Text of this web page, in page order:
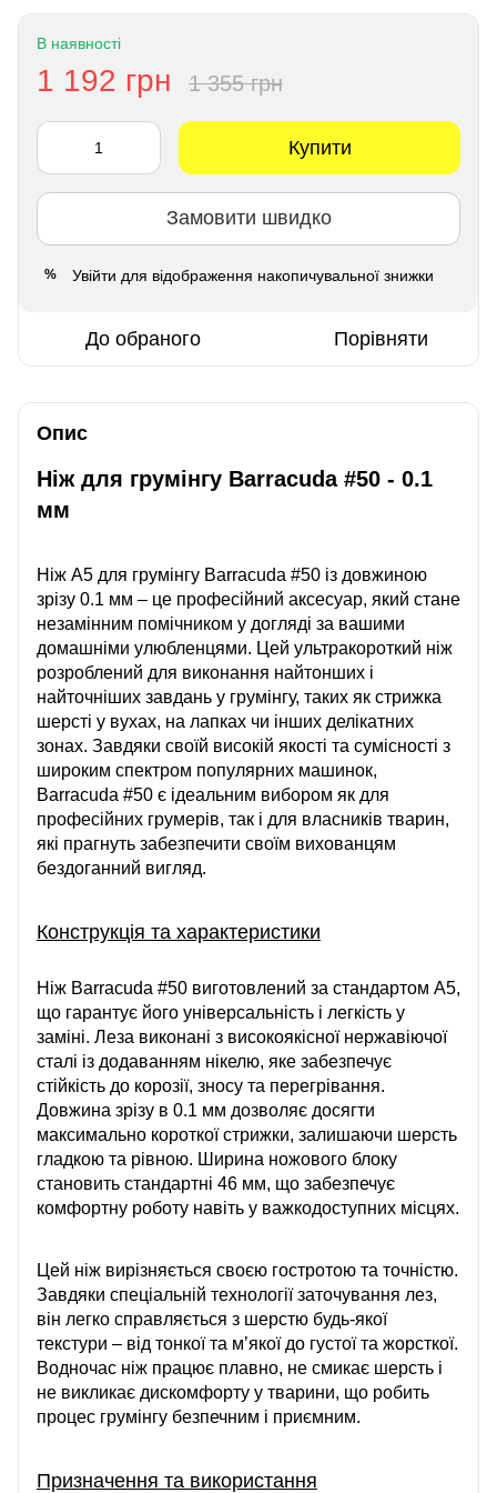
В наявності
1 192 грн 1 355 грн
Купити
Замовити швидко
% Увійти для відображення накопичувальної знижки
До обраного Порівняти
Опис
Ніж для грумінгу Barracuda #50 - 0.1
мм
Ніж А5 для грумінгу Barracuda #50 із довжиною
зрізу 0.1 мм – це професійний аксесуар, який стане
незамінним помічником у догляді за вашими
домашніми улюбленцями. Цей ультракороткий ніж
розроблений для виконання найтонших і
найточніших завдань у грумінгу, таких як стрижка
шерсті у вухах, на лапках чи інших делікатних
зонах. Завдяки своїй високій якості та сумісності з
широким спектром популярних машинок,
Barracuda #50 є ідеальним вибором як для
професійних грумерів, так і для власників тварин,
які прагнуть забезпечити своїм вихованцям
бездоганний вигляд.
Конструкція та характеристики
Ніж Barracuda #50 виготовлений за стандартом А5,
що гарантує його універсальність і легкість у
заміні. Леза виконані з високоякісної нержавіючої
сталі із додаванням нікелю, яке забезпечує
стійкість до корозії, зносу та перегрівання.
Довжина зрізу в 0.1 мм дозволяє досягти
максимально короткої стрижки, залишаючи шерсть
гладкою та рівною. Ширина ножового блоку
становить стандартні 46 мм, що забезпечує
комфортну роботу навіть у важкодоступних місцях.
Цей ніж вирізняється своєю гостротою та точністю.
Завдяки спеціальній технології заточування лез,
він легко справляється з шерстю будь-якої
текстури – від тонкої та м’якої до густої та жорсткої.
Водночас ніж працює плавно, не смикає шерсть і
не викликає дискомфорту у тварини, що робить
процес грумінгу безпечним і приємним.
Призначення та використання